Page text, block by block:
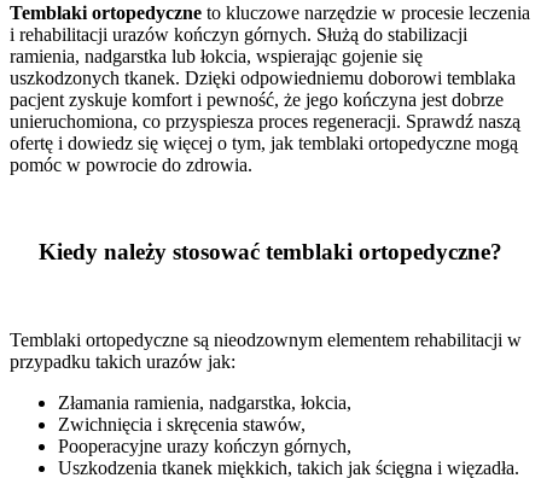
Temblaki ortopedyczne to kluczowe narzędzie w procesie leczenia
i rehabilitacji urazów kończyn górnych. Służą do stabilizacji
ramienia, nadgarstka lub łokcia, wspierając gojenie się
uszkodzonych tkanek. Dzięki odpowiedniemu doborowi temblaka
pacjent zyskuje komfort i pewność, że jego kończyna jest dobrze
unieruchomiona, co przyspiesza proces regeneracji. Sprawdź naszą
ofertę i dowiedz się więcej o tym, jak temblaki ortopedyczne mogą
pomóc w powrocie do zdrowia.
Kiedy należy stosować temblaki ortopedyczne?
Temblaki ortopedyczne są nieodzownym elementem rehabilitacji w
przypadku takich urazów jak:
Złamania ramienia, nadgarstka, łokcia,
Zwichnięcia i skręcenia stawów,
Pooperacyjne urazy kończyn górnych,
Uszkodzenia tkanek miękkich, takich jak ścięgna i więzadła.